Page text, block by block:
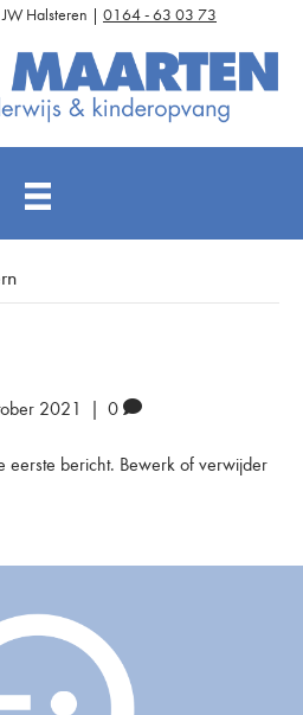
Halsteren | 0164 - 63 03 73
2021 | 0
eerste bericht. Bewerk of verwijder